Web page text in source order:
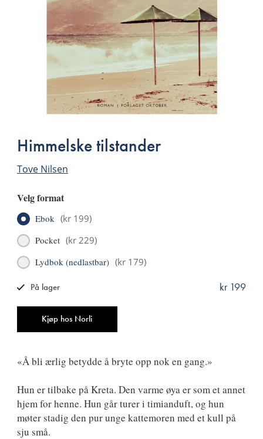
Himmelske tilstander
Tove Nilsen
Velg format
Ebok (kr 199)
Pocket (kr 229)
Lydbok (nedlastbar) (kr 179)
Kjøp hos Norli
kr 199
På lager
«Å bli ærlig betydde å bryte opp nok en gang.»
Hun er tilbake på Kreta. Den varme øya er som et annet
hjem for henne. Hun går turer i timianduft, og hun
møter stadig den pur unge kattemoren med et kull på
sju små.